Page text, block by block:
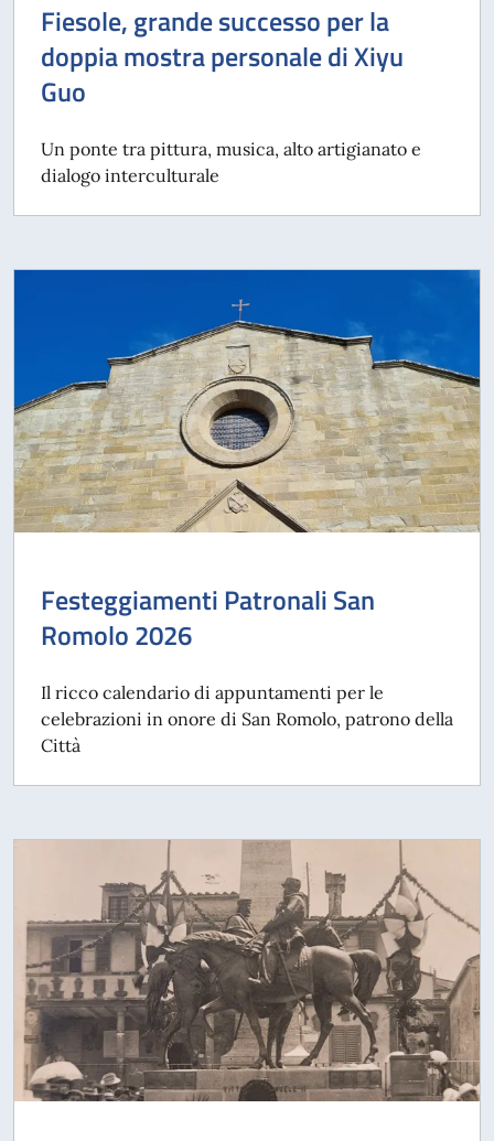
Fiesole, grande successo per la
doppia mostra personale di Xiyu
Guo
Un ponte tra pittura, musica, alto artigianato e
dialogo interculturale
Festeggiamenti Patronali San
Romolo 2026
Il ricco calendario di appuntamenti per le
celebrazioni in onore di San Romolo, patrono della
Città